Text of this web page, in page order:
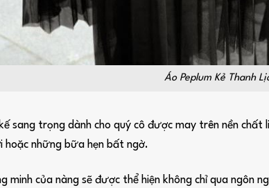
Áo Peplum Kẻ Thanh
sang trọng dành cho quý cô được may trên nền
hoặc những bữa hẹn bất ngờ.
minh của nàng sẽ được thể hiện không chỉ qua ngôn